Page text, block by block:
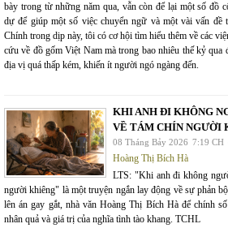
bày trong từ những năm qua, vẫn còn để lại một số đồ
dự để giúp một số việc chuyển ngữ và một vài vấn đề
Chính trong dịp này, tôi có cơ hội tìm hiểu thêm về các
cứu về đồ gốm Việt Nam mà trong bao nhiêu thế kỷ
địa vị quá thấp kém, khiến ít người ngó ngàng đến.
KHI ANH ĐI KHÔNG
VỀ TÁM CHÍN NGƯỜI
08 Tháng Bảy 2026 7:19 CH
Hoàng Thị Bích Hà
LTS: "Khi anh đi không
người khiêng" là một truyện ngắn lay động về sự phản
lên án gay gắt, nhà văn Hoàng Thị Bích Hà để chính
nhân quả và giá trị của nghĩa tình tào khang. TCHL